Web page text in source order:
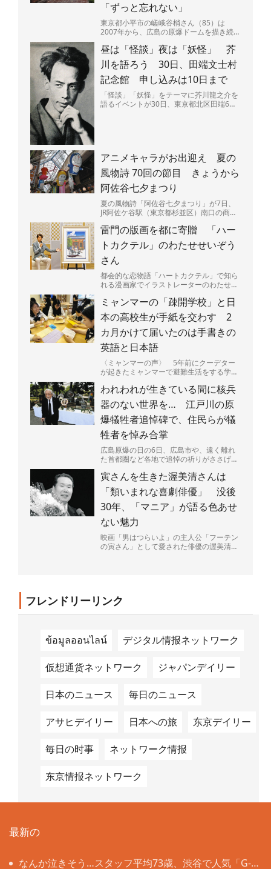
「ずっと忘れない」
東京都小平市の嵯峨谷梢さん（85）は
2007年から、広島の原爆ドームを描き続け
原爆投下直後の広島...
昼は「怪談」夜は「妖怪」 芥
川を語ろう 30日、田端文士村
記念館 申し込みは10日まで
「怪談」「妖怪」をテーマに芥川龍之介を
語るイベントが30日、東京都北区田端6の
アニメキャラがお出迎え 夏の
風物詩 70回の節目 きょうから
阿佐谷七夕まつり
夏の風物詩「阿佐谷七夕まつり」が7日、
JR阿佐ケ谷駅（東京都杉並区）南口の商店
る。今年で70回目の...
雷門の版画を都に寄贈 「ハー
トカクテル」のわたせせいぞう
さん
都会的な恋物語「ハートカクテル」で知ら
れる漫画家でイラストレーターのわたせせ
雷門を描いた版画「...
ミャンマーの「疎開学校」と日
本の高校生が手紙を交わす 2
カ月かけて届いたのは手書きの
英語と日本語
〈ミャンマーの声〉 5年前にクーデター
が起きたミャンマーで避難生活をする学生
ている。内戦が続くミ...
われわれが生きている間に核兵
器のない世界を… 江戸川の原
爆犠牲者追悼碑で、住民らが犠
牲者を悼み合掌
広島原爆の日の6日、広島市や、遠く離れ
た首都圏など各地で追悼の祈りがささげら
海にした原爆投下から...
寅さんを生きた渥美清さんは
「類いまれな喜劇俳優」 没後
30年、「マニア」が語る色あせ
ない魅力
映画「男はつらいよ」の主人公「フーテン
の寅さん」として愛された俳優の渥美清さ
フレンドリーリンク
ข้อมูลออนไลน์ デジタル情报ネットワーク
仮想通货ネットワーク ジャパンデイリー
日本のニュース 毎日のニュース
アサヒデイリー 日本への旅 东京デイリー
毎日の时事 ネットワーク情报
东京情报ネットワーク
最新の
なんか泣きそう…スタッフ平均73歳、渋谷で人気「G-